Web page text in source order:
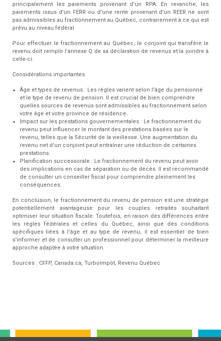
principalement les paiements provenant d'un RPA. En revanche, les
paiements issus d'un FERR ou d'une rente provenant d'un REER ne sont
pas admissibles au fractionnement au Québec, contrairement à ce qui est
prévu au niveau fédéral.
Pour effectuer le fractionnement au Québec, le conjoint qui transfère le
revenu doit remplir l'annexe Q de sa déclaration de revenus et la joindre à
celle-ci.
Considérations importantes
Âge et types de revenus : Les règles varient selon l'âge du pensionné
et le type de revenu de pension. Il est crucial de bien comprendre
quelles sources de revenus sont admissibles au fractionnement selon
votre âge et votre province de résidence.
Impact sur les prestations gouvernementales : Le fractionnement du
revenu peut influencer le montant des prestations basées sur le
revenu, telles que la Sécurité de la vieillesse. Une augmentation du
revenu net d'un conjoint peut entraîner une réduction de certaines
prestations.
Planification successorale : Le fractionnement du revenu peut avoir
des implications en cas de séparation ou de décès. Il est recommandé
de consulter un conseiller fiscal pour comprendre pleinement les
conséquences.
En conclusion, le fractionnement du revenu de pension est une stratégie
potentiellement avantageuse pour les couples retraités souhaitant
optimiser leur situation fiscale. Toutefois, en raison des différences entre
les règles fédérales et celles du Québec, ainsi que des conditions
spécifiques liées à l'âge et au type de revenu, il est essentiel de bien
s'informer et de consulter un professionnel pour déterminer la meilleure
approche adaptée à votre situation.
Sources : CFFP, Canada.ca, Turboimpôt, Revenu Québec